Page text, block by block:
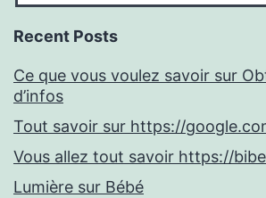
Recent Posts
Ce que vous voulez savoir sur
d’infos
Tout savoir sur https://
Vous allez tout savoir https://
Lumière sur Bébé